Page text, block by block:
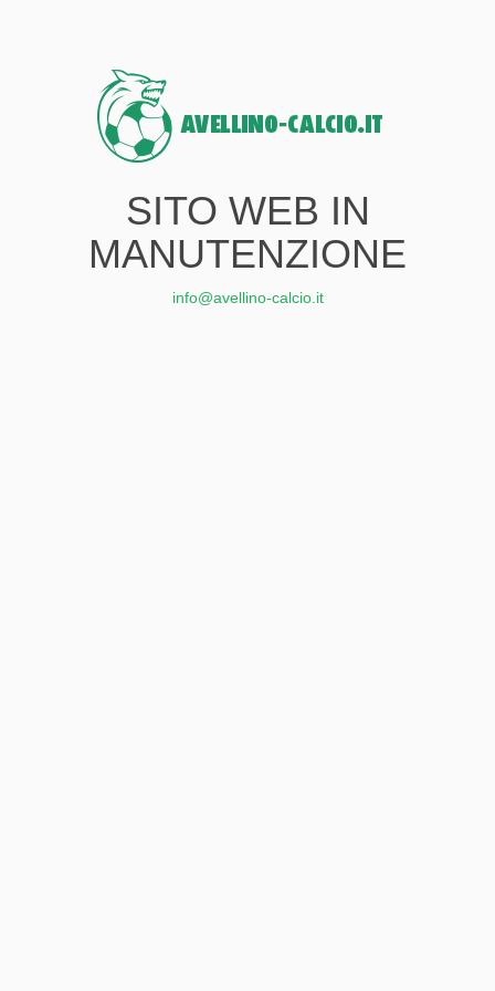
SITO WEB IN
MANUTENZIONE
info@avellino-calcio.it